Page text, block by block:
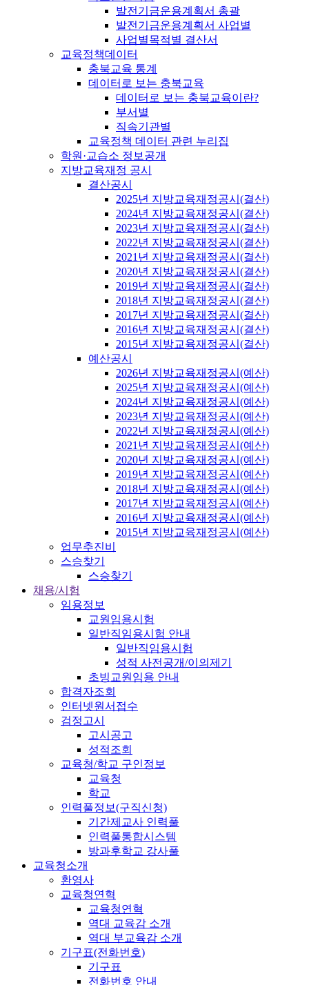
발전기금운용계획서 총괄
발전기금운용계획서 사업별
사업별목적별 결산서
교육정책데이터
충북교육 통계
데이터로 보는 충북교육
데이터로 보는 충북교육이란?
부서별
직속기관별
교육정책 데이터 관련 누리집
학원·교습소 정보공개
지방교육재정 공시
결산공시
2025년 지방교육재정공시(결산)
2024년 지방교육재정공시(결산)
2023년 지방교육재정공시(결산)
2022년 지방교육재정공시(결산)
2021년 지방교육재정공시(결산)
2020년 지방교육재정공시(결산)
2019년 지방교육재정공시(결산)
2018년 지방교육재정공시(결산)
2017년 지방교육재정공시(결산)
2016년 지방교육재정공시(결산)
2015년 지방교육재정공시(결산)
예산공시
2026년 지방교육재정공시(예산)
2025년 지방교육재정공시(예산)
2024년 지방교육재정공시(예산)
2023년 지방교육재정공시(예산)
2022년 지방교육재정공시(예산)
2021년 지방교육재정공시(예산)
2020년 지방교육재정공시(예산)
2019년 지방교육재정공시(예산)
2018년 지방교육재정공시(예산)
2017년 지방교육재정공시(예산)
2016년 지방교육재정공시(예산)
2015년 지방교육재정공시(예산)
업무추진비
스승찾기
스승찾기
채용/시험
임용정보
교원임용시험
일반직임용시험 안내
일반직임용시험
성적 사전공개/이의제기
초빙교원임용 안내
합격자조회
인터넷원서접수
검정고시
고시공고
성적조회
교육청/학교 구인정보
교육청
학교
인력풀정보(구직신청)
기간제교사 인력풀
인력풀통합시스템
방과후학교 강사풀
교육청소개
환영사
교육청연혁
교육청연혁
역대 교육감 소개
역대 부교육감 소개
기구표(전화번호)
기구표
전화번호 안내